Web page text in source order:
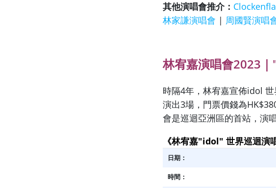
其他演唱會推介：
林家謙演唱會 | 周國賢演唱
林宥嘉演唱會2023
時隔4年，林宥嘉宣佈idol
演出3場，門票價錢為
會是巡迴亞洲區的首站，演
《林宥嘉"idol" 世界巡迴演
日期：
時間：